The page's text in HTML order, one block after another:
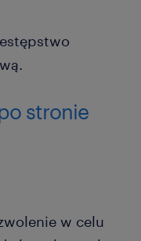
stronie
w celu